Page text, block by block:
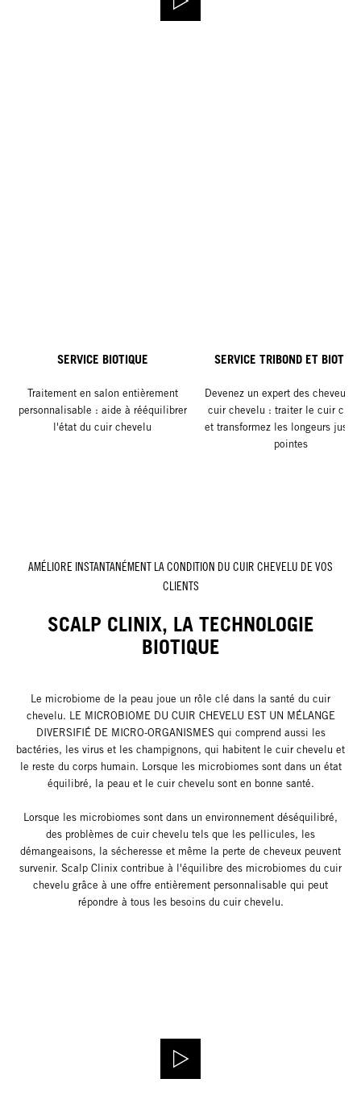
SERVICE BIOTIQUE
Traitement en salon entièrement
personnalisable : aide à rééquilibrer
l'état du cuir chevelu
SERVICE TRIBOND ET
Devenez un expert des cheveux
cuir chevelu : traiter le cuir
et transformez les longeurs
pointes
AMÉLIORE INSTANTANÉMENT LA CONDITION DU CUIR CHEVELU DE VOS
CLIENTS
SCALP CLINIX, LA TECHNOLOGIE
BIOTIQUE
Le microbiome de la peau joue un rôle clé dans la santé du cuir
chevelu. LE MICROBIOME DU CUIR CHEVELU EST UN MÉLANGE
DIVERSIFIÉ DE MICRO-ORGANISMES qui comprend aussi les
bactéries, les virus et les champignons, qui habitent le cuir chevelu et
le reste du corps humain. Lorsque les microbiomes sont dans un état
équilibré, la peau et le cuir chevelu sont en bonne santé.
Lorsque les microbiomes sont dans un environnement déséquilibré,
des problèmes de cuir chevelu tels que les pellicules, les
démangeaisons, la sécheresse et même la perte de cheveux peuvent
survenir. Scalp Clinix contribue à l'équilibre des microbiomes du cuir
chevelu grâce à une offre entièrement personnalisable qui peut
répondre à tous les besoins du cuir chevelu.